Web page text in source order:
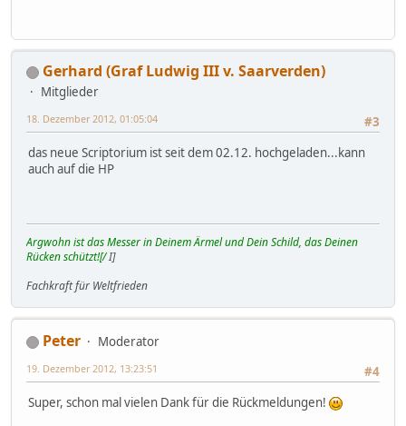
Gerhard (Graf Ludwig III v. Saarverden)
Mitglieder
#3
18. Dezember 2012, 01:05:04
das neue Scriptorium ist seit dem 02.12. hochgeladen...kann
auch auf die HP
Argwohn ist das Messer in Deinem Ärmel und Dein Schild, das Deinen
Rücken schützt![/I]
Fachkraft für Weltfrieden
Peter
Moderator
#4
19. Dezember 2012, 13:23:51
Super, schon mal vielen Dank für die Rückmeldungen!